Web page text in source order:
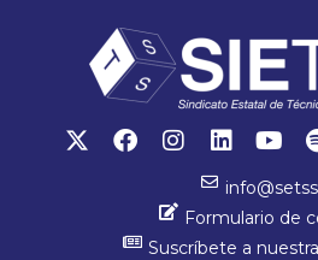
Formulario de
Suscríbete a